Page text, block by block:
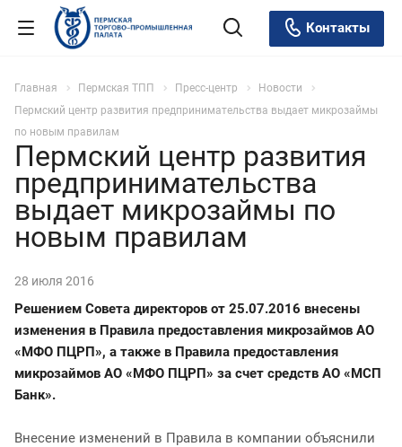
Контакты
Главная Пермская ТПП Пресс-центр
Новости
Пермский центр развития предпринимательства выдает микрозаймы
по новым правилам
Пермский центр развития
предпринимательства
выдает микрозаймы по
новым правилам
28 июля 2016
Решением Совета директоров от 25.07.2016 внесены
изменения в Правила предоставления микрозаймов АО
«МФО ПЦРП», а также в Правила предоставления
микрозаймов АО «МФО ПЦРП» за счет средств АО «МСП
Банк».
Внесение изменений в Правила в компании объяснили